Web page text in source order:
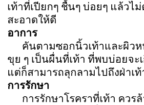
เท้าที่เปียกๆ ชื้นๆ บ่อยๆ แล้วไ
สะอาดให้ดี
อาการ
คันตามซอกนิ้วเท้าและผิว
ขุย ๆ เป็นผื่นที่เท้า ที่พบบ่อยจะ
แต่ก็สามารถลุกลามไปถึงฝ่าเท้
การรักษา
การรักษาโรคราที่เท้า ควรล้